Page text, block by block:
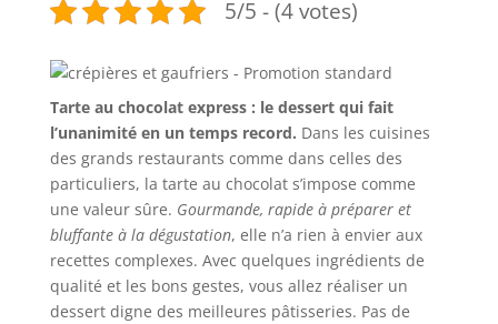
5/5 - (4 votes)
Tarte au chocolat express : le dessert qui fait
l’unanimité en un temps record. Dans les cuisines
des grands restaurants comme dans celles des
particuliers, la tarte au chocolat s’impose comme
une valeur sûre. Gourmande, rapide à préparer et
bluffante à la dégustation, elle n’a rien à envier aux
recettes complexes. Avec quelques ingrédients de
qualité et les bons gestes, vous allez réaliser un
dessert digne des meilleures pâtisseries. Pas de